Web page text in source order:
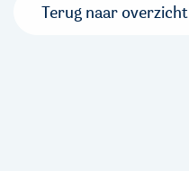
Terug naar overzicht